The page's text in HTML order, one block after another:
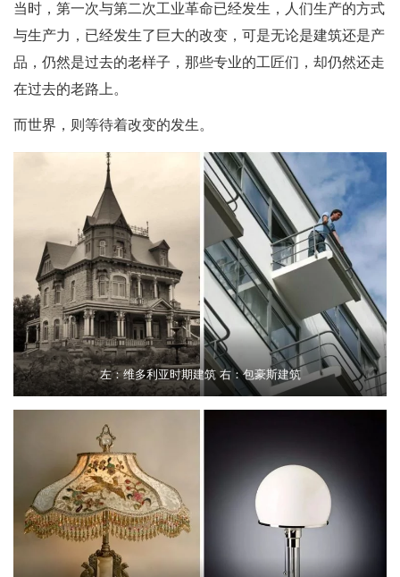
当时，第一次与第二次工业革命已经发生，人们生产的方式
与生产力，已经发生了巨大的改变，可是无论是建筑还是产
品，仍然是过去的老样子，那些专业的工匠们，却仍然还走
在过去的老路上。
而世界，则等待着改变的发生。
左：维多利亚时期建筑 右：包豪斯建筑